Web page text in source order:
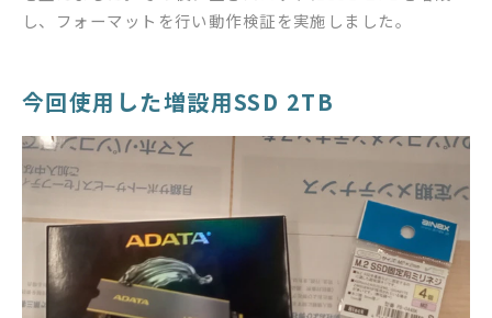
し、フォーマットを行い動作検証を実施しました。
今回使用した増設用SSD 2TB